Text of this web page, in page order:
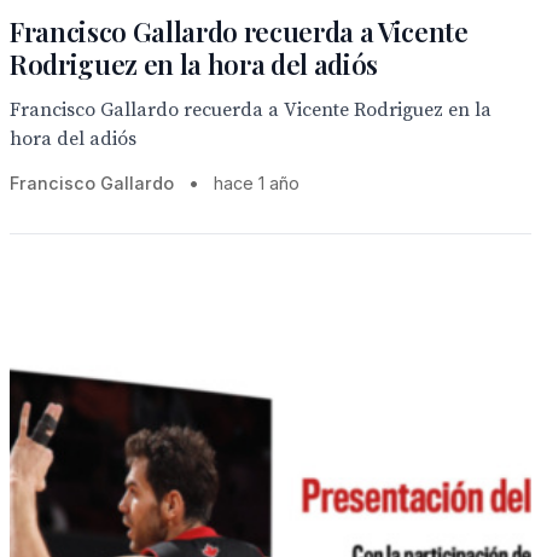
Francisco Gallardo recuerda a Vicente
Rodriguez en la hora del adiós
Francisco Gallardo recuerda a Vicente Rodriguez en la
hora del adiós
Francisco Gallardo • hace 1 año